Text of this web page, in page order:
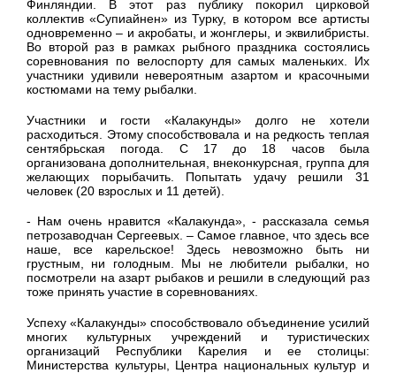
Финляндии. В этот раз публику покорил цирковой
коллектив «Супиайнен» из Турку, в котором все артисты
одновременно – и акробаты, и жонглеры, и эквилибристы.
Во второй раз в рамках рыбного праздника состоялись
соревнования по велоспорту для самых маленьких. Их
участники удивили невероятным азартом и красочными
костюмами на тему рыбалки.
Участники и гости «Калакунды» долго не хотели
расходиться. Этому способствовала и на редкость теплая
сентябрьская погода. С 17 до 18 часов была
организована дополнительная, внеконкурсная, группа для
желающих порыбачить. Попытать удачу решили 31
человек (20 взрослых и 11 детей).
- Нам очень нравится «Калакунда», - рассказала семья
петрозаводчан Сергеевых. – Самое главное, что здесь все
наше, все карельское! Здесь невозможно быть ни
грустным, ни голодным. Мы не любители рыбалки, но
посмотрели на азарт рыбаков и решили в следующий раз
тоже принять участие в соревнованиях.
Успеху «Калакунды» способствовало объединение усилий
многих культурных учреждений и туристических
организаций Республики Карелия и ее столицы:
Министерства культуры, Центра национальных культур и